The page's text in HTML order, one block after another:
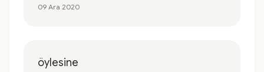
09 Ara 2020
öylesine